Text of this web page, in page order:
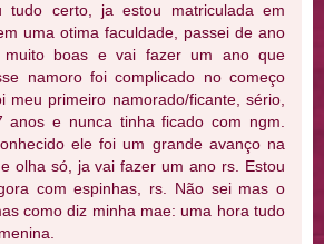
tudo certo, ja estou matriculada em
uma otima faculdade, passei de ano
muito boas e vai fazer um ano que
namoro foi complicado no começo
meu primeiro namorado/ficante, sério,
anos e nunca tinha ficado com ngm.
ele foi um grande avanço na
olha só, ja vai fazer um ano rs. Estou
com espinhas, rs. Não sei mas o
como diz minha mae: uma hora tudo